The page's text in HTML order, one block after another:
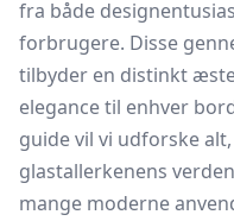
fra både
forbrugere. Disse
tilbyder en distinkt
elegance til enhver
guide vil vi udforske
glastallerkenens
mange moderne